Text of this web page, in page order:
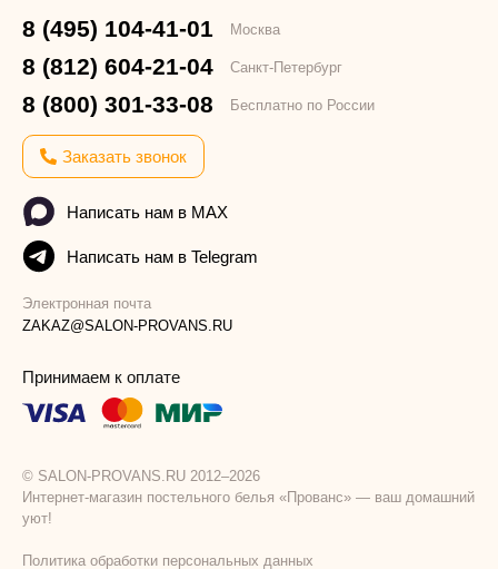
8 (495) 104-41-01 Москва
8 (812) 604-21-04 Санкт-Петербург
8 (800) 301-33-08 Бесплатно по России
Заказать звонок
Написать нам в MAX
Написать нам в Telegram
Электронная почта
ZAKAZ@SALON-PROVANS.RU
Принимаем к оплате
© SALON-PROVANS.RU 2012–2026
Интернет-магазин постельного белья «Прованс» — ваш домашний
уют!
Политика обработки персональных данных